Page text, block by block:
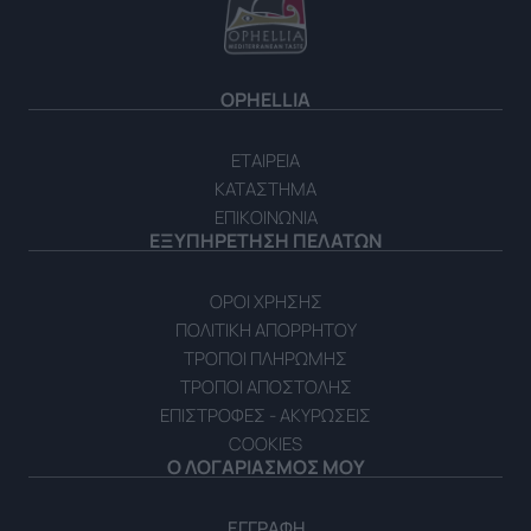
OPHELLIA
ΕΤΑΙΡΕΙΑ
ΚΑΤΑΣΤΗΜΑ
ΕΠΙΚΟΙΝΩΝΙΑ
ΕΞΥΠΗΡΕΤΗΣΗ ΠΕΛΑΤΩΝ
ΟΡΟΙ ΧΡΗΣΗΣ
ΠΟΛΙΤΙΚΗ ΑΠΟΡΡΗΤΟΥ
ΤΡΟΠΟΙ ΠΛΗΡΩΜΗΣ
ΤΡΟΠΟΙ ΑΠΟΣΤΟΛΗΣ
ΕΠΙΣΤΡΟΦΕΣ - ΑΚΥΡΩΣΕΙΣ
COOKIES
Ο ΛΟΓΑΡΙΑΣΜΟΣ ΜΟΥ